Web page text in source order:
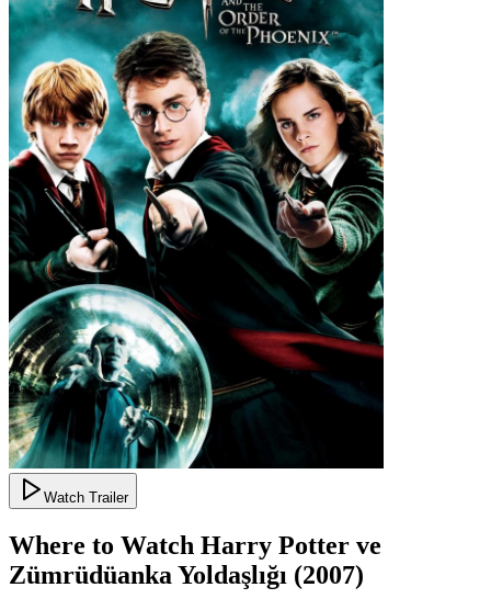
Watch Trailer
Where to Watch Harry Potter ve
Zümrüdüanka Yoldaşlığı (2007)